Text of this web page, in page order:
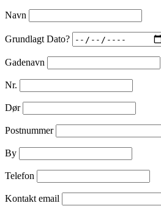
Navn
Grundlagt Dato?
Gadenavn
Nr.
Dør
Postnummer
By
Telefon
Kontakt email